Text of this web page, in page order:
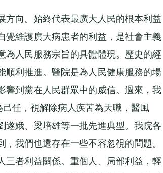
向。始終代表最廣大人民的根本利益
覺維護廣大病患者的利益，是社會主義
為人民服務宗旨的具體體現。歷史的經
順利推進。醫院是為人民健康服務的場
響到黨在人民群眾中的威信。過來，我
任，視解除病人疾苦為天職，醫風
遂娥、梁培雄等一批先進典型。我院各
我們也還存在一些不容忽視的問題。
三者利益關係。重個人、局部利益，輕